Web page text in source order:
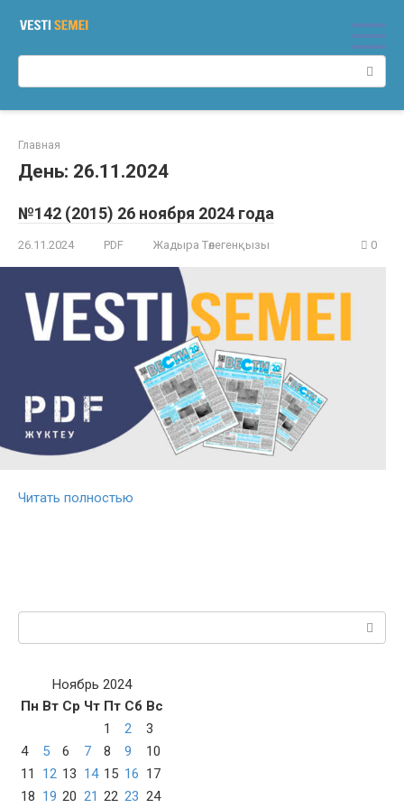
Главная
День: 26.11.2024
№142 (2015) 26 ноября 2024 года
26.11.2024 PDF Жадыра Төлегенқызы 0
Читать полностью
Поиск:
Ноябрь 2024
Пн Вт Ср Чт Пт Сб Вс
1
2
3
4
5 6 7 8 9
10
11
12 13 14 15 16 17
18 19 20 21 22 23 24